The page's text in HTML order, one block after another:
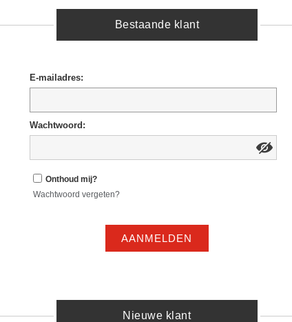
Bestaande klant
E-mailadres:
Wachtwoord:
Onthoud mij?
Wachtwoord vergeten?
AANMELDEN
Nieuwe klant